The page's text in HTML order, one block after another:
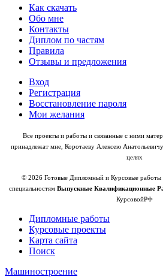
Как скачать
Обо мне
Контакты
Диплом по частям
Правила
Отзывы и предложения
Вход
Регистрация
Восстановление пароля
Мои желания
Все проекты и работы и связанные с ними
принадлежат мне, Коротаеву Алексею
целях
© 2026 Готовые Дипломный и Курсовые работы
специальностям Выпускные Квалификационные
КурсовойРФ
Дипломные работы
Курсовые проекты
Карта сайта
Поиск
Машиностроение